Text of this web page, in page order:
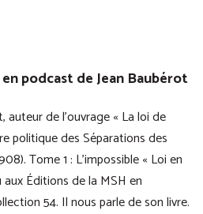
podcast de Jean Baubérot
auteur de l’ouvrage « La loi de
politique des Séparations des
Tome 1 : L’impossible « Loi en
aux Éditions de la MSH en
54. Il nous parle de son livre.